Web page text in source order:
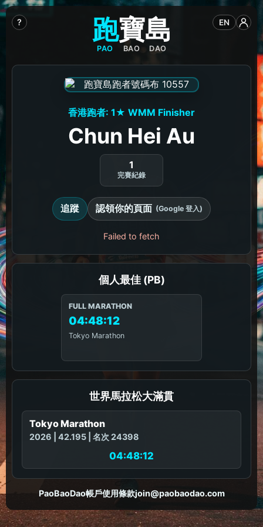
? EN
跑
PAO
寶
BAO
島
DAO
香港跑者: 1★ WMM Finisher
Chun Hei Au
1
完賽紀錄
追蹤 認領你的頁面 (Google 登入)
Failed to fetch
個人最佳 (PB)
FULL MARATHON
04:48:12
Tokyo Marathon
世界馬拉松大滿貫
Tokyo Marathon
2026 | 42.195 | 名次 24398
04:48:12
PaoBaoDao帳戶使用條款join@paobaodao.com